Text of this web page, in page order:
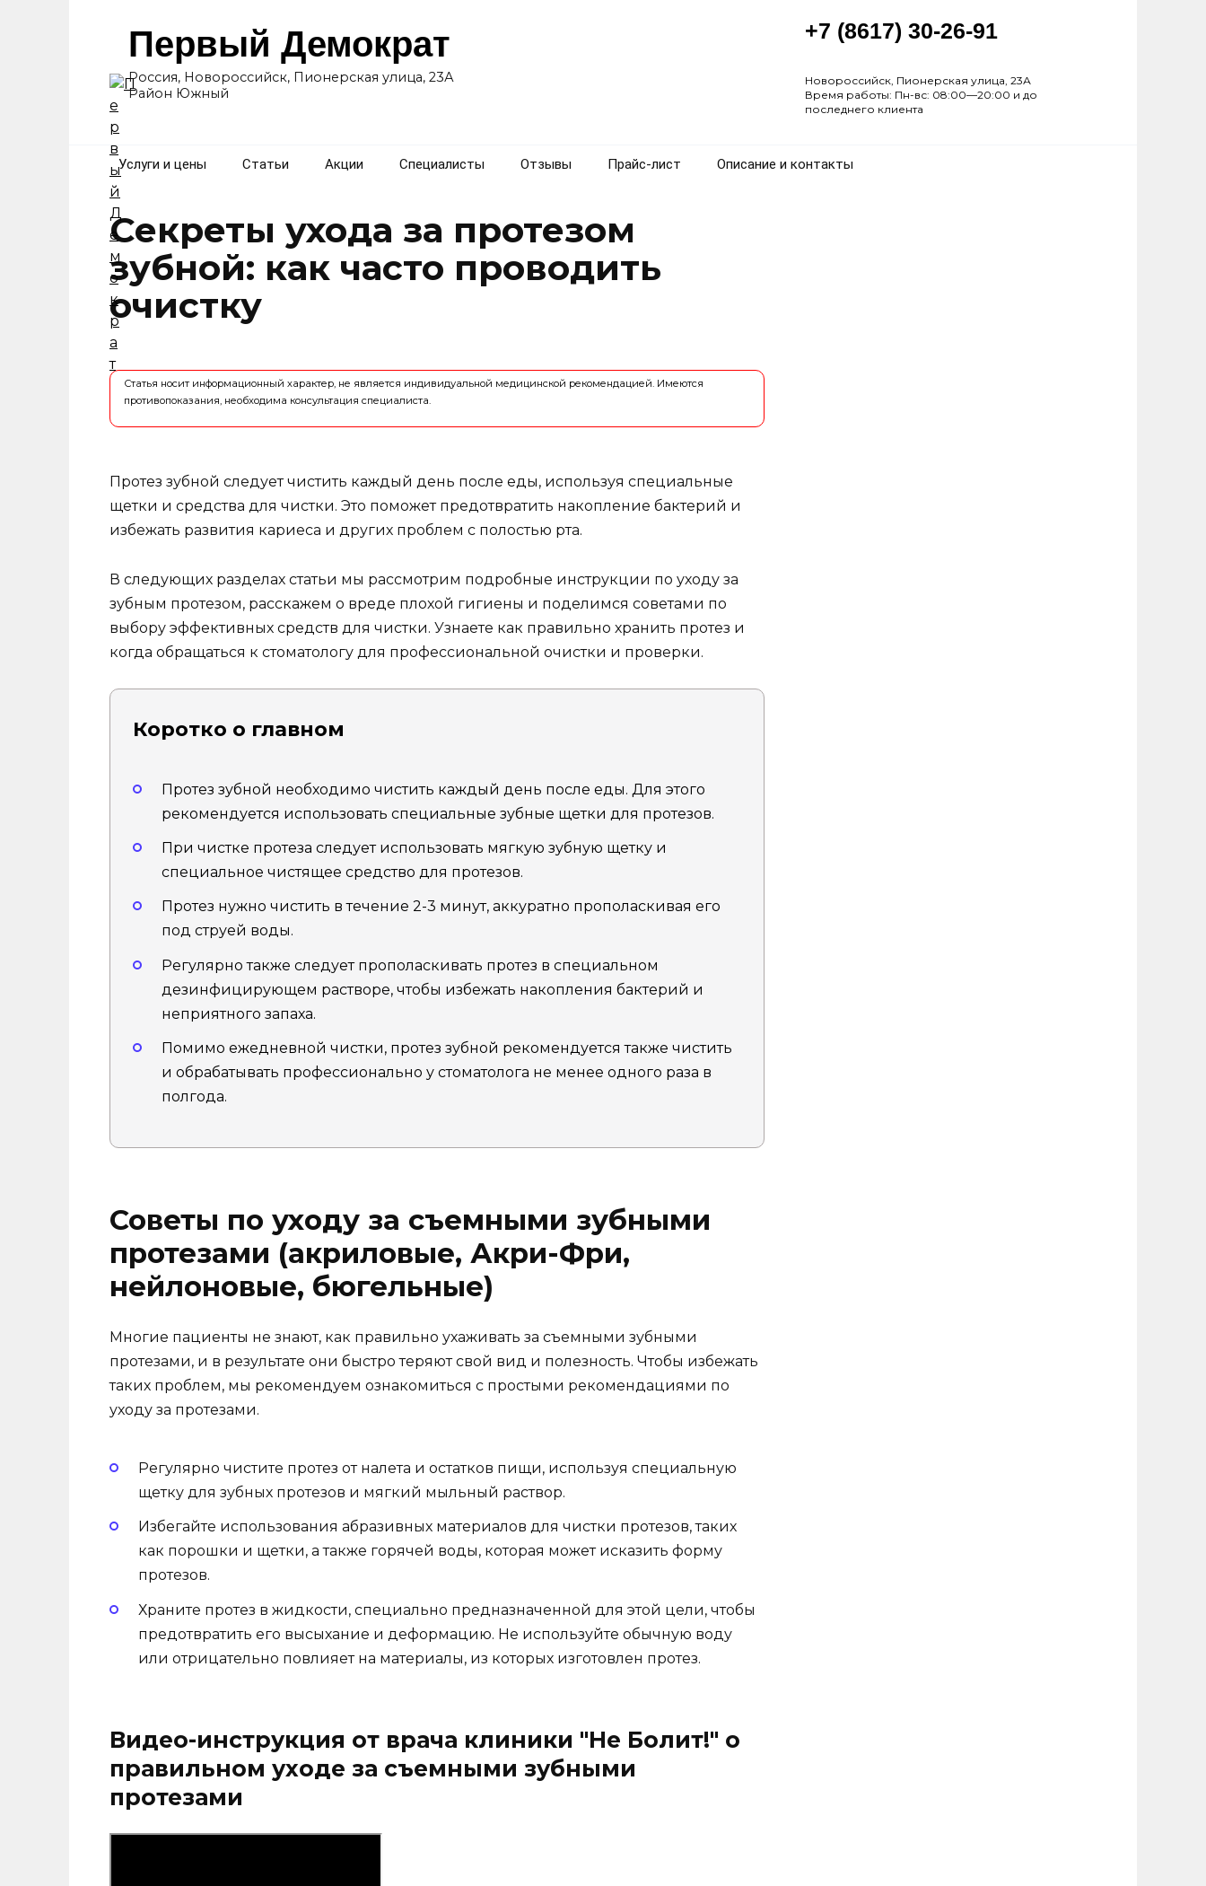
Первый Демократ
Россия, Новороссийск, Пионерская улица, 23А
Район Южный
+7 (8617) 30-26-91
Новороссийск, Пионерская улица, 23А
Время работы: Пн-вс: 08:00—20:00 и до
последнего клиента
Услуги и цены Статьи Акции Специалисты Отзывы Прайс-лист Описание и контакты
Секреты ухода за протезом
зубной: как часто проводить
очистку
Статья носит информационный характер, не является индивидуальной медицинской рекомендацией. Имеются
противопоказания, необходима консультация специалиста.
Протез зубной следует чистить каждый день после еды, используя специальные
щетки и средства для чистки. Это поможет предотвратить накопление бактерий и
избежать развития кариеса и других проблем с полостью рта.
В следующих разделах статьи мы рассмотрим подробные инструкции по уходу за
зубным протезом, расскажем о вреде плохой гигиены и поделимся советами по
выбору эффективных средств для чистки. Узнаете как правильно хранить протез и
когда обращаться к стоматологу для профессиональной очистки и проверки.
Коротко о главном
Протез зубной необходимо чистить каждый день после еды. Для этого
рекомендуется использовать специальные зубные щетки для протезов.
При чистке протеза следует использовать мягкую зубную щетку и
специальное чистящее средство для протезов.
Протез нужно чистить в течение 2-3 минут, аккуратно прополаскивая его
под струей воды.
Регулярно также следует прополаскивать протез в специальном
дезинфицирующем растворе, чтобы избежать накопления бактерий и
неприятного запаха.
Помимо ежедневной чистки, протез зубной рекомендуется также чистить
и обрабатывать профессионально у стоматолога не менее одного раза в
полгода.
Советы по уходу за съемными зубными
протезами (акриловые, Акри-Фри,
нейлоновые, бюгельные)
Многие пациенты не знают, как правильно ухаживать за съемными зубными
протезами, и в результате они быстро теряют свой вид и полезность. Чтобы избежать
таких проблем, мы рекомендуем ознакомиться с простыми рекомендациями по
уходу за протезами.
Регулярно чистите протез от налета и остатков пищи, используя специальную
щетку для зубных протезов и мягкий мыльный раствор.
Избегайте использования абразивных материалов для чистки протезов, таких
как порошки и щетки, а также горячей воды, которая может исказить форму
протезов.
Храните протез в жидкости, специально предназначенной для этой цели, чтобы
предотвратить его высыхание и деформацию. Не используйте обычную воду
или отрицательно повлияет на материалы, из которых изготовлен протез.
Видео-инструкция от врача клиники "Не Болит!" о
правильном уходе за съемными зубными
протезами